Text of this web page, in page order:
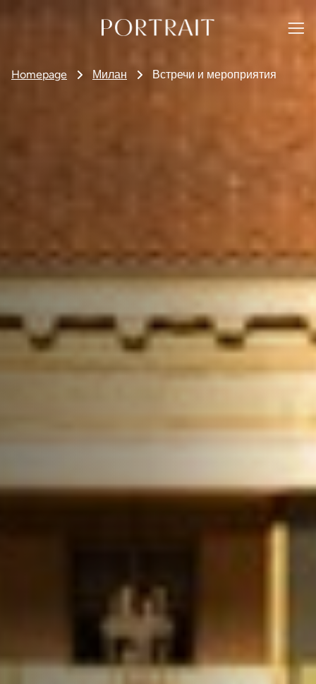
Homepage Милан Встречи и мероприятия